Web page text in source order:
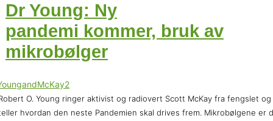
Dr Young: Ny
pandemi kommer, bruk av
mikrobølger
O. Young ringer aktivist og radiovert Scott McKay fra fengslet og
hvordan den neste Pandemien skal drives frem. Mikrobølgene er